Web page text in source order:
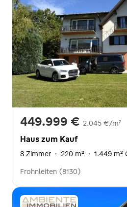
449.999 € 2.045 €/m²
Haus zum Kauf
8 Zimmer · 220 m² · 1.449 m²
Frohnleiten (8130)